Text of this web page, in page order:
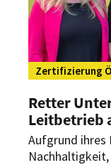
Zertifizierung
Retter
Leitbetrieb
Aufgrund ihres